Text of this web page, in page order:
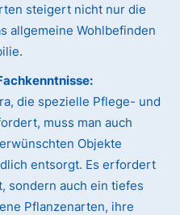
steigert nicht nur die
allgemeine Wohlbefinden
die spezielle Pflege- und
muss man auch
Objekte
entsorgt. Es erfordert
sondern auch ein tiefes
Pflanzenarten, ihre